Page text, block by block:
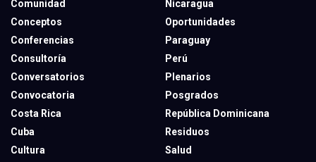
Comunidad
Conceptos
Conferencias
Consultoría
Conversatorios
Convocatoria
Costa Rica
Cuba
Cultura
Nicaragua
Oportunidades
Paraguay
Perú
Plenarios
Posgrados
República Dominicana
Residuos
Salud